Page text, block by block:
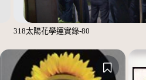
318太陽花學運實錄-80